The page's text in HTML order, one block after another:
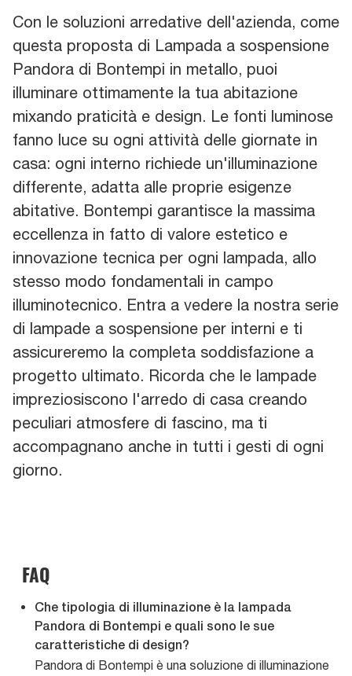
Con le soluzioni arredative dell'azienda, come
questa proposta di Lampada a sospensione
Pandora di Bontempi in metallo, puoi
illuminare ottimamente la tua abitazione
mixando praticità e design. Le fonti luminose
fanno luce su ogni attività delle giornate in
casa: ogni interno richiede un'illuminazione
differente, adatta alle proprie esigenze
abitative. Bontempi garantisce la massima
eccellenza in fatto di valore estetico e
innovazione tecnica per ogni lampada, allo
stesso modo fondamentali in campo
illuminotecnico. Entra a vedere la nostra serie
di lampade a sospensione per interni e ti
assicureremo la completa soddisfazione a
progetto ultimato. Ricorda che le lampade
impreziosiscono l'arredo di casa creando
peculiari atmosfere di fascino, ma ti
accompagnano anche in tutti i gesti di ogni
giorno.
FAQ
Che tipologia di illuminazione è la lampada
Pandora di Bontempi e quali sono le sue
caratteristiche di design?
Pandora di Bontempi è una soluzione di illuminazione